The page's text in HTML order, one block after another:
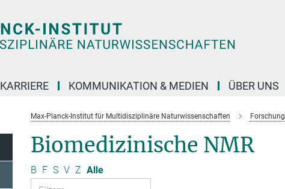
KARRIERE KOMMUNIKATION & MEDIEN ÜBER UNS
Max-Planck-Institut für Multidisziplinäre Naturwissenschaften Forschung
Biomedizinische NMR
B F S V Z Alle